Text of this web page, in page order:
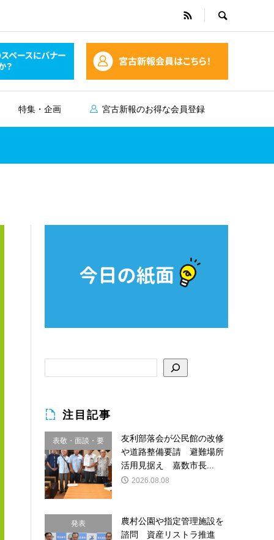
特集・企画 宮古新報のお得な会員登録
注目記事
表敬・面談・要
請
友利部落会が公民館の改修
や道路整備要請 避難場所
活用見据え 嘉数市長...
2026.08.08
発表
農村公園や指定管理施設を
諮問 資産リストラ推進